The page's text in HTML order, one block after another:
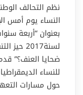
نظم التحالف
ضحايا العنف؟”
للنساء
حول مسارات